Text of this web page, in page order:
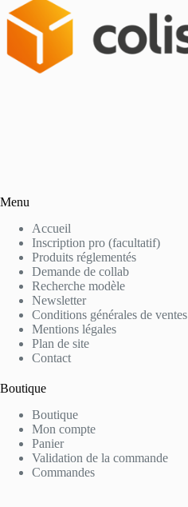
Menu
Accueil
Inscription pro (facultatif)
Produits réglementés
Demande de collab
Recherche modèle
Newsletter
Conditions générales de ventes
Mentions légales
Plan de site
Contact
Boutique
Boutique
Mon compte
Panier
Validation de la commande
Commandes